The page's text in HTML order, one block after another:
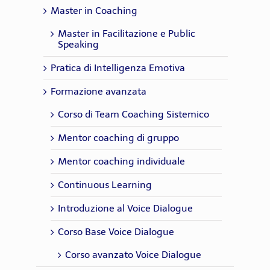
Master in Coaching
Master in Facilitazione e Public
Speaking
Pratica di Intelligenza Emotiva
Formazione avanzata
Corso di Team Coaching Sistemico
Mentor coaching di gruppo
Mentor coaching individuale
Continuous Learning
Introduzione al Voice Dialogue
Corso Base Voice Dialogue
Corso avanzato Voice Dialogue